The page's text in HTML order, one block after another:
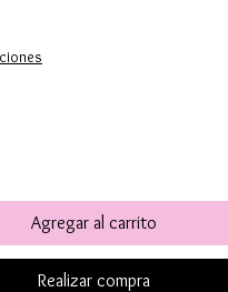
Agregar al carrito
Realizar compra